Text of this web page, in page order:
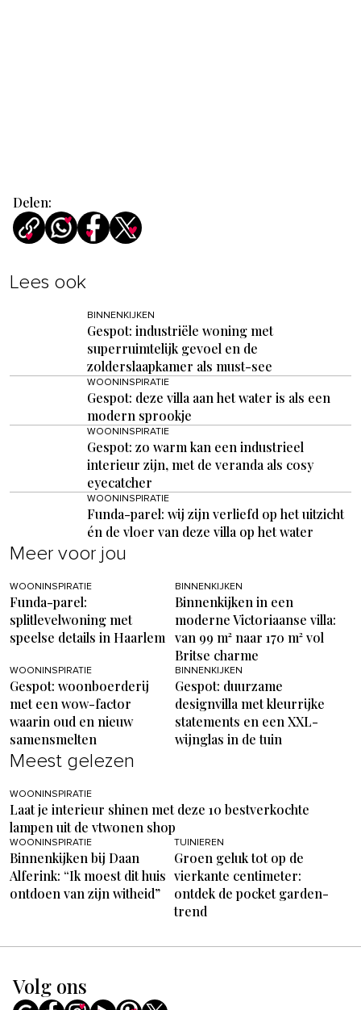
Delen:
Lees ook
BINNENKIJKEN
Gespot: industriële woning met
superruimtelijk gevoel en de
zolderslaapkamer als must-see
WOONINSPIRATIE
Gespot: deze villa aan het water is als een
modern sprookje
WOONINSPIRATIE
Gespot: zo warm kan een industrieel
interieur zijn, met de veranda als cosy
eyecatcher
WOONINSPIRATIE
Funda-parel: wij zijn verliefd op het uitzicht
én de vloer van deze villa op het water
Meer voor jou
WOONINSPIRATIE
Funda-parel:
splitlevelwoning met
speelse details in Haarlem
BINNENKIJKEN
Binnenkijken in een
moderne Victoriaanse villa:
van 99 m² naar 170 m² vol
Britse charme
WOONINSPIRATIE
Gespot: woonboerderij
met een wow-factor
waarin oud en nieuw
samensmelten
BINNENKIJKEN
Gespot: duurzame
designvilla met kleurrijke
statements en een XXL-
wijnglas in de tuin
Meest gelezen
WOONINSPIRATIE
Laat je interieur shinen met deze 10 bestverkochte
lampen uit de vtwonen shop
WOONINSPIRATIE
Binnenkijken bij Daan
Alferink: “Ik moest dit huis
ontdoen van zijn witheid”
TUINIEREN
Groen geluk tot op de
vierkante centimeter:
ontdek de pocket garden-
trend
Volg ons